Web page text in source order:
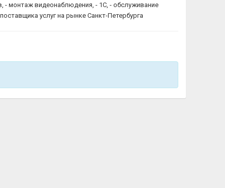
- монтаж видеонаблюдения, - 1С, - обслуживание
услуг на рынке Санкт-Петербурга